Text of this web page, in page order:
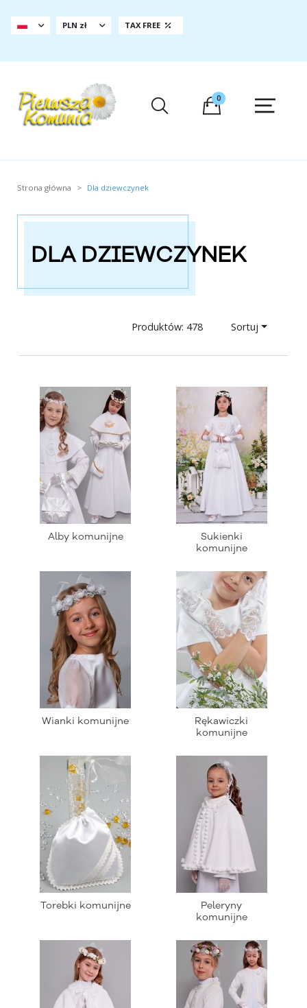
PLN zł TAX FREE
0
Strona główna Dla dziewczynek
DLA DZIEWCZYNEK
Produktów: 478 Sortuj
Alby komunijne
Sukienki
komunijne
Wianki komunijne
Rękawiczki
komunijne
Torebki komunijne
Peleryny
komunijne